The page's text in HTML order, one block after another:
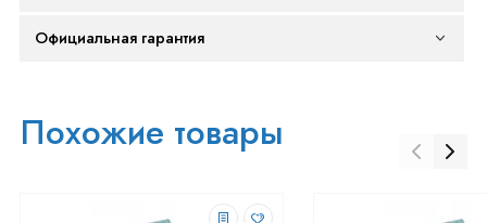
Официальная гарантия
Похожие товары